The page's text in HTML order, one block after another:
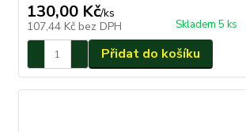
130,00 Kč/ks
107,44 Kč bez DPH Skladem 5 ks
Přidat do košíku